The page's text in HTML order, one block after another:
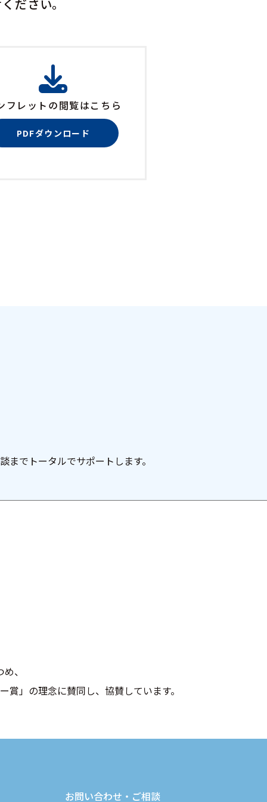
ださい。
フレットの閲覧はこちら
PDFダウンロード
でトータルでサポートします。
、
」の理念に賛同し、協賛しています。
お問い合わせ・ご相談